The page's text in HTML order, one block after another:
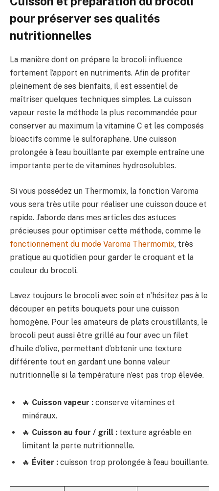
pour préserver ses qualités
nutritionnelles
La manière dont on prépare le brocoli influence
fortement l’apport en nutriments. Afin de profiter
pleinement de ses bienfaits, il est essentiel de
maîtriser quelques techniques simples. La cuisson
vapeur reste la méthode la plus recommandée pour
conserver au maximum la vitamine C et les composés
bioactifs comme le sulforaphane. Une cuisson
prolongée à l’eau bouillante par exemple entraîne une
importante perte de vitamines hydrosolubles.
Si vous possédez un Thermomix, la fonction Varoma
vous sera très utile pour réaliser une cuisson douce et
rapide. J’aborde dans mes articles des astuces
précieuses pour optimiser cette méthode, comme le
fonctionnement du mode Varoma Thermomix, très
pratique au quotidien pour garder le croquant et la
couleur du brocoli.
Lavez toujours le brocoli avec soin et n’hésitez pas à le
découper en petits bouquets pour une cuisson
homogène. Pour les amateurs de plats croustillants, le
brocoli peut aussi être grillé au four avec un filet
d’huile d’olive, permettant d’obtenir une texture
différente tout en gardant une bonne valeur
nutritionnelle si la température n’est pas trop élevée.
🔥 Cuisson vapeur : conserve vitamines et
minéraux.
🔥 Cuisson au four / grill : texture agréable en
limitant la perte nutritionnelle.
🔥 Éviter : cuisson trop prolongée à l’eau bouillante.